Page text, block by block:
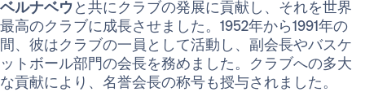
ベルナベウと共にクラブの発展に貢献し、それを世界
最高のクラブに成長させました。1952年から1991年の
間、彼はクラブの一員として活動し、副会長やバスケ
ットボール部門の会長を務めました。クラブへの多大
な貢献により、名誉会長の称号も授与されました。